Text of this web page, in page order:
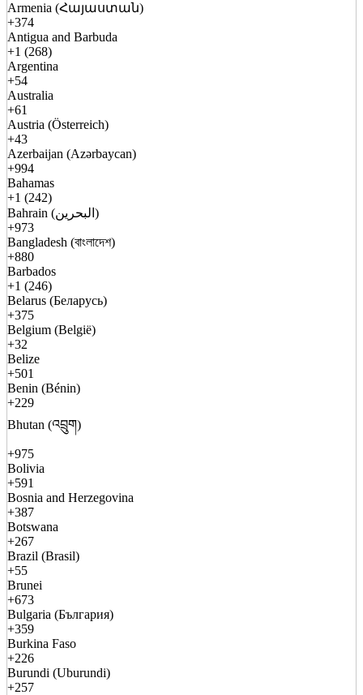
Armenia (Հայաստան)
+374
Antigua and Barbuda
+1 (268)
Argentina
+54
Australia
+61
Austria (Österreich)
+43
Azerbaijan (Azərbaycan)
+994
Bahamas
+1 (242)
Bahrain (البحرين)
+973
Bangladesh (বাংলাদেশ)
+880
Barbados
+1 (246)
Belarus (Беларусь)
+375
Belgium (België)
+32
Belize
+501
Benin (Bénin)
+229
Bhutan (འབྲུག)
+975
Bolivia
+591
Bosnia and Herzegovina
+387
Botswana
+267
Brazil (Brasil)
+55
Brunei
+673
Bulgaria (България)
+359
Burkina Faso
+226
Burundi (Uburundi)
+257